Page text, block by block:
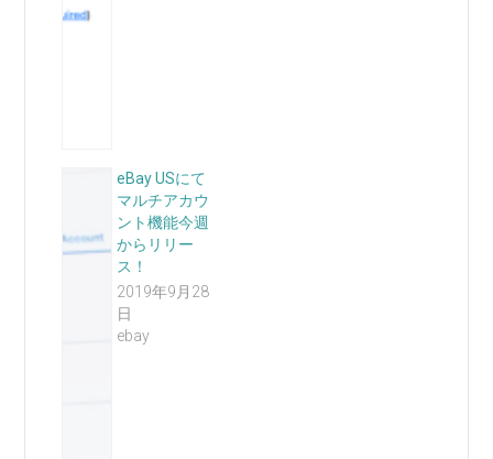
eBay USにて
マルチアカウ
ント機能今週
からリリー
ス！
2019年9月28
日
ebay